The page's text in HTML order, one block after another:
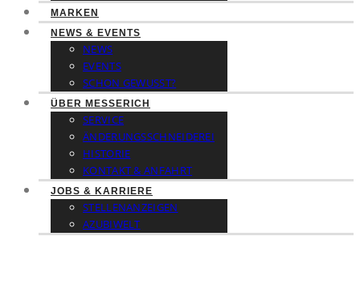
MARKEN
NEWS & EVENTS
NEWS
EVENTS
SCHON GEWUSST?
ÜBER MESSERICH
SERVICE
ÄNDERUNGSSCHNEIDEREI
HISTORIE
KONTAKT & ANFAHRT
JOBS & KARRIERE
STELLENANZEIGEN
AZUBIWELT